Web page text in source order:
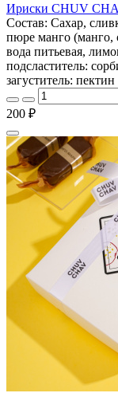
Ириски CHUV
Состав: Сахар,
пюре манго (манго,
вода питьевая,
подсластитель:
загуститель:
200 ₽